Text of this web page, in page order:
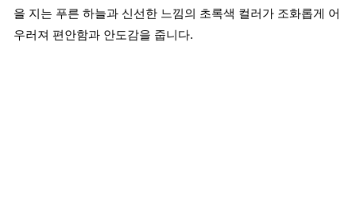
을 지는 푸른 하늘과 신선한 느낌의 초록색 컬러가 조화롭게 어
우러져 편안함과 안도감을 줍니다.